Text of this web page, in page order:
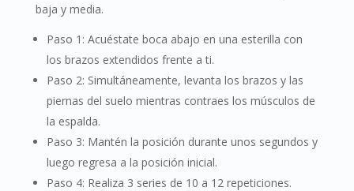
baja y media.
Paso 1: Acuéstate boca abajo en una esterilla con
los brazos extendidos frente a ti.
Paso 2: Simultáneamente, levanta los brazos y las
piernas del suelo mientras contraes los músculos de
la espalda.
Paso 3: Mantén la posición durante unos segundos y
luego regresa a la posición inicial.
Paso 4: Realiza 3 series de 10 a 12 repeticiones.